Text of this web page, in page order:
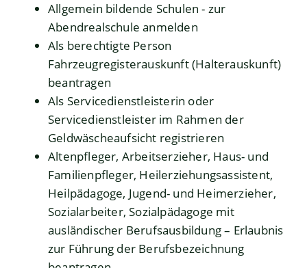
Allgemein bildende Schulen - zur
Abendrealschule anmelden
Als berechtigte Person
Fahrzeugregisterauskunft (Halterauskunft)
beantragen
Als Servicedienstleisterin oder
Servicedienstleister im Rahmen der
Geldwäscheaufsicht registrieren
Altenpfleger, Arbeitserzieher, Haus- und
Familienpfleger, Heilerziehungsassistent,
Heilpädagoge, Jugend- und Heimerzieher,
Sozialarbeiter, Sozialpädagoge mit
ausländischer Berufsausbildung – Erlaubnis
zur Führung der Berufsbezeichnung